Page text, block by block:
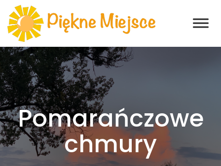
Pomarańczowe
chmury